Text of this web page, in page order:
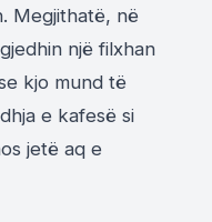
Megjithatë, në
një filxhan
kjo mund të
e kafesë si
jetë aq e